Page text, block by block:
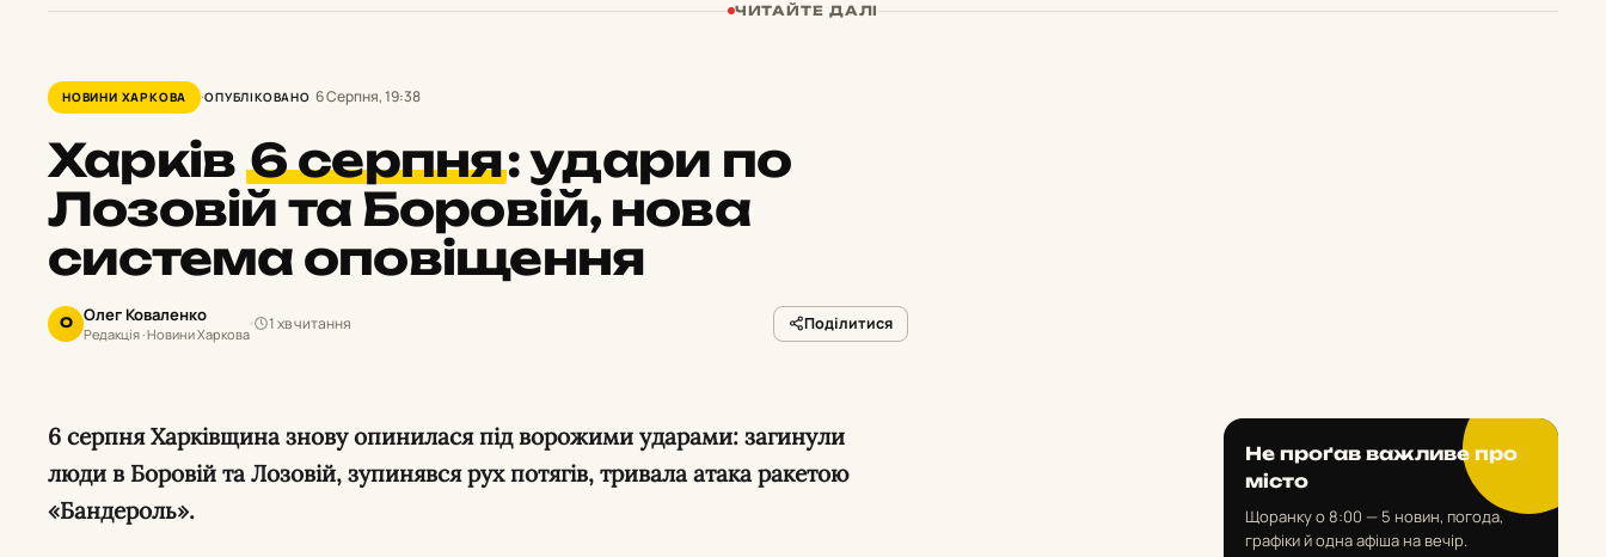
ЧИТАЙТЕ ДАЛІ
НОВИНИ ХАРКОВА ОПУБЛІКОВАНО 6 Серпня, 19:38
Харків 6 серпня:удари по
Лозовій та Боровій, нова
система оповіщення
О Олег Коваленко
Редакція · Новини Харкова
1 хв читання Поділитися
6 серпня Харківщина знову опинилася під ворожими ударами: загинули
люди в Боровій та Лозовій, зупинявся рух потягів, тривала атака ракетою
«Бандероль».
Не проґав важливе про
місто
Щоранку о 8:00 — 5 новин, погода,
графіки й одна афіша на вечір.